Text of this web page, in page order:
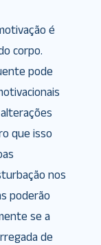
é
corpo.
pode
que isso
nos
poderão
se a
de